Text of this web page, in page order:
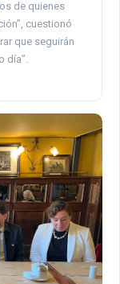
de quienes
cuestionó
que seguirán
día”.